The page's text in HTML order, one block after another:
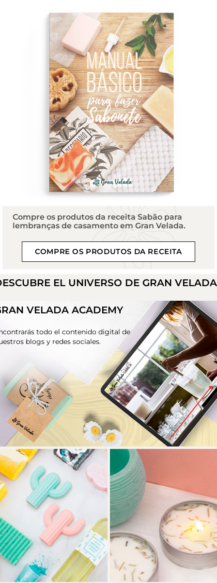
Compre os produtos da receita Sabão para
lembranças de casamento em Gran Velada.
COMPRE OS PRODUTOS DA RECEITA
EL UNIVERSO DE GRAN VELADA
VELADA ACADEMY
todo el contenido digital de
blogs y redes sociales.